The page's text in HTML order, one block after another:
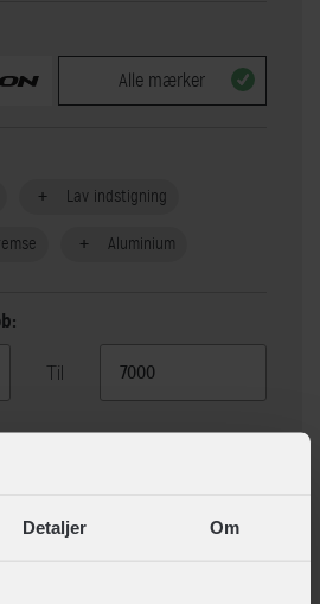
Detaljer Om
Alle mærker
Lav indstigning
Aluminium
Til